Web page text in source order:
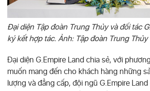
Đại diện Tập đoàn Trung Thủy và đối tác
ký kết hợp tác. Ảnh: Tập đoàn Trung Thủy
Đại diện G.Empire Land chia sẻ, với
muốn mang đến cho khách hàng những
lượng và đẳng cấp, đội ngũ G.Empire